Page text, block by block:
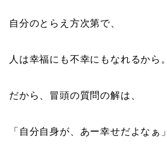
自分のとらえ方次第で、
人は幸福にも不幸にもなれるから。
だから、冒頭の質問の解は、
「自分自身が、あー幸せだよなぁ」